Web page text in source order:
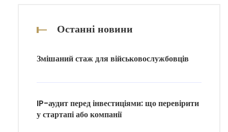
Останні новини
Змішаний стаж для військовослужбовців
IP-аудит перед інвестиціями: що перевірити
у стартапі або компанії